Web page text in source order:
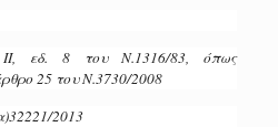
εδ. 8 του Ν.1316/83, όπως
25 του Ν.3730/2008
2013